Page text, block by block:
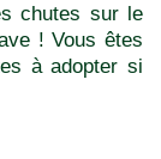
chutes sur le
! Vous êtes
à adopter si